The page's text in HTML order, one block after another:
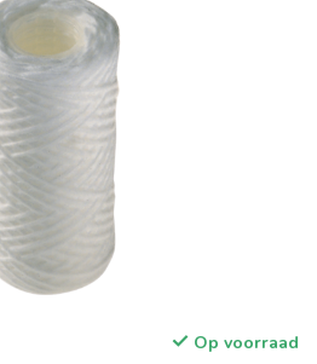
Op voorraad